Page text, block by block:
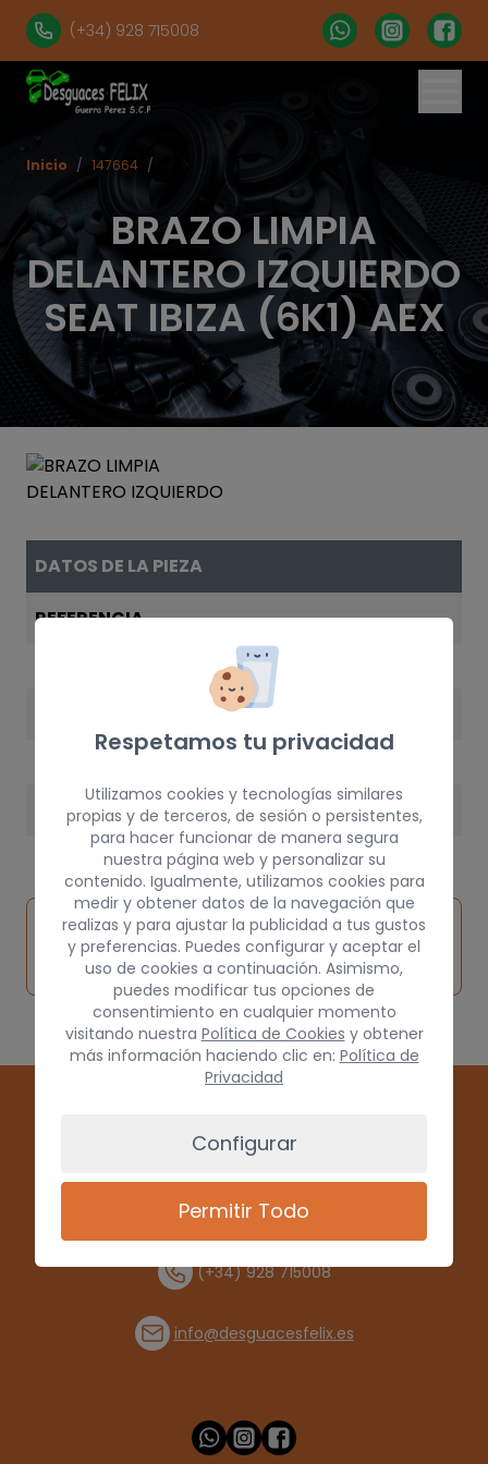
(+34) 928 715008
BRAZO LIMPIA
DELANTERO IZQUIERDO
SEAT IBIZA (6K1) AEX
Inicio / 147664 /
DATOS DE LA PIEZA
REFERENCIA
PESO
Inspeccionar
vehículo de
origen
Solicitar
pieza
Consultar
por
(+34) 928 715008
info@desguacesfelix.es
Respetamos tu privacidad
Utilizamos cookies y tecnologías similares
propias y de terceros, de sesión o persistentes,
para hacer funcionar de manera segura
nuestra página web y personalizar su
contenido. Igualmente, utilizamos cookies para
medir y obtener datos de la navegación que
realizas y para ajustar la publicidad a tus gustos
y preferencias. Puedes configurar y aceptar el
uso de cookies a continuación. Asimismo,
puedes modificar tus opciones de
consentimiento en cualquier momento
visitando nuestra Política de Cookies y obtener
más información haciendo clic en: Política de
Privacidad
Configurar
Permitir Todo